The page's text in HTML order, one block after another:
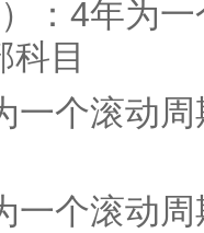
4年为一
目
个滚动周
个滚动周